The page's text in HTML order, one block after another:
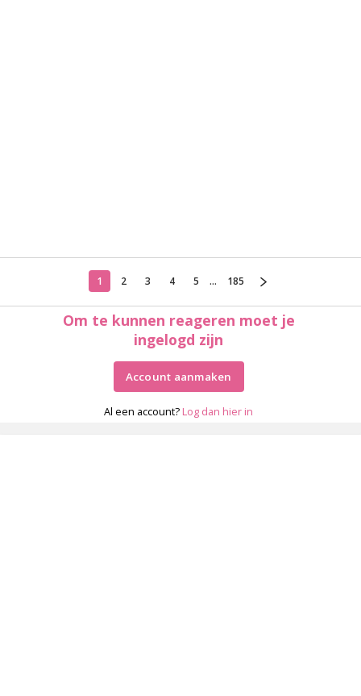
1 2 3 4 5 ... 185
Om te kunnen reageren moet je
ingelogd zijn
Account aanmaken
Al een account? Log dan hier in